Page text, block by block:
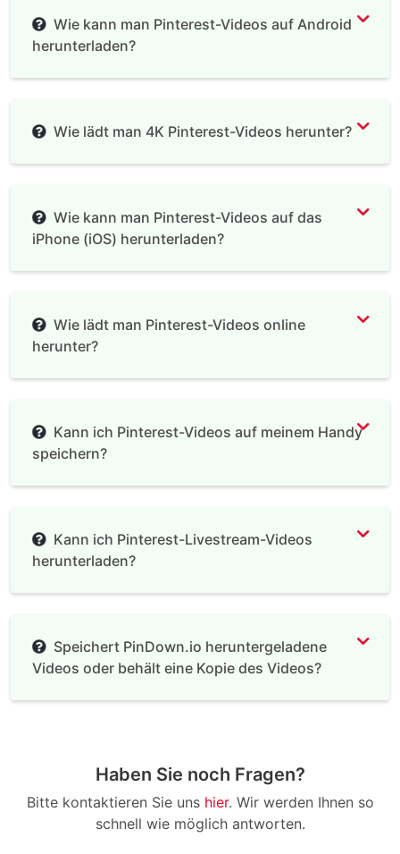
Wie kann man Pinterest-Videos auf Android
herunterladen?
Wie lädt man 4K Pinterest-Videos herunter?
Wie kann man Pinterest-Videos auf das
iPhone (iOS) herunterladen?
Wie lädt man Pinterest-Videos online
herunter?
Kann ich Pinterest-Videos auf meinem Handy
speichern?
Kann ich Pinterest-Livestream-Videos
herunterladen?
Speichert PinDown.io heruntergeladene
Videos oder behält eine Kopie des Videos?
Haben Sie noch Fragen?
Bitte kontaktieren Sie uns hier. Wir werden Ihnen so
schnell wie möglich antworten.